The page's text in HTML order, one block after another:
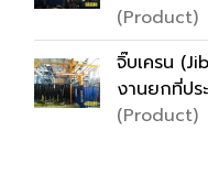
(Product)
จิ๊บเครน
งานยกที่ป
(Product)